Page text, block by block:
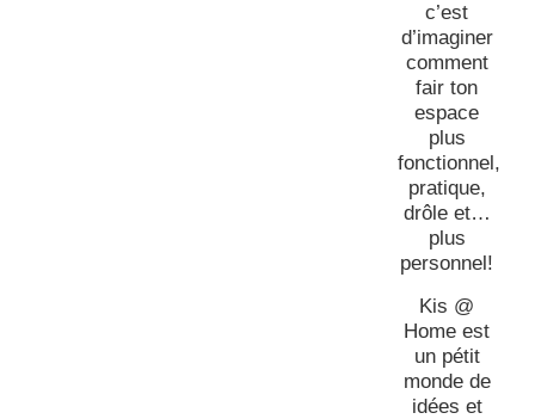
c’est
d’imaginer
comment
fair ton
espace
plus
fonctionnel,
pratique,
drôle et…
plus
personnel!
Kis @
Home est
un pétit
monde de
idées et